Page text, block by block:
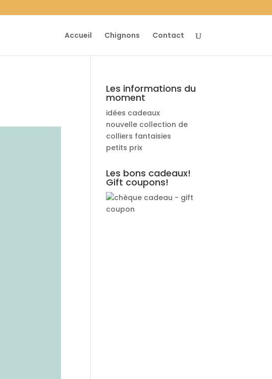
Accueil Chignons Contact
Les informations du
moment
idées cadeaux
nouvelle collection de
colliers fantaisies
petits prix
Les bons cadeaux!
Gift coupons!